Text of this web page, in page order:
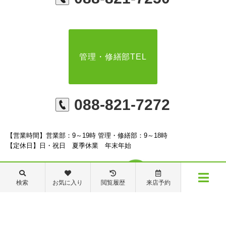
管理・修繕部TEL
088-821-7272
【営業時間】営業部：9～19時 管理・修繕部：9～18時
【定休日】日・祝日 夏季休業 年末年始
検索 お気に入り 閲覧履歴 来店予約